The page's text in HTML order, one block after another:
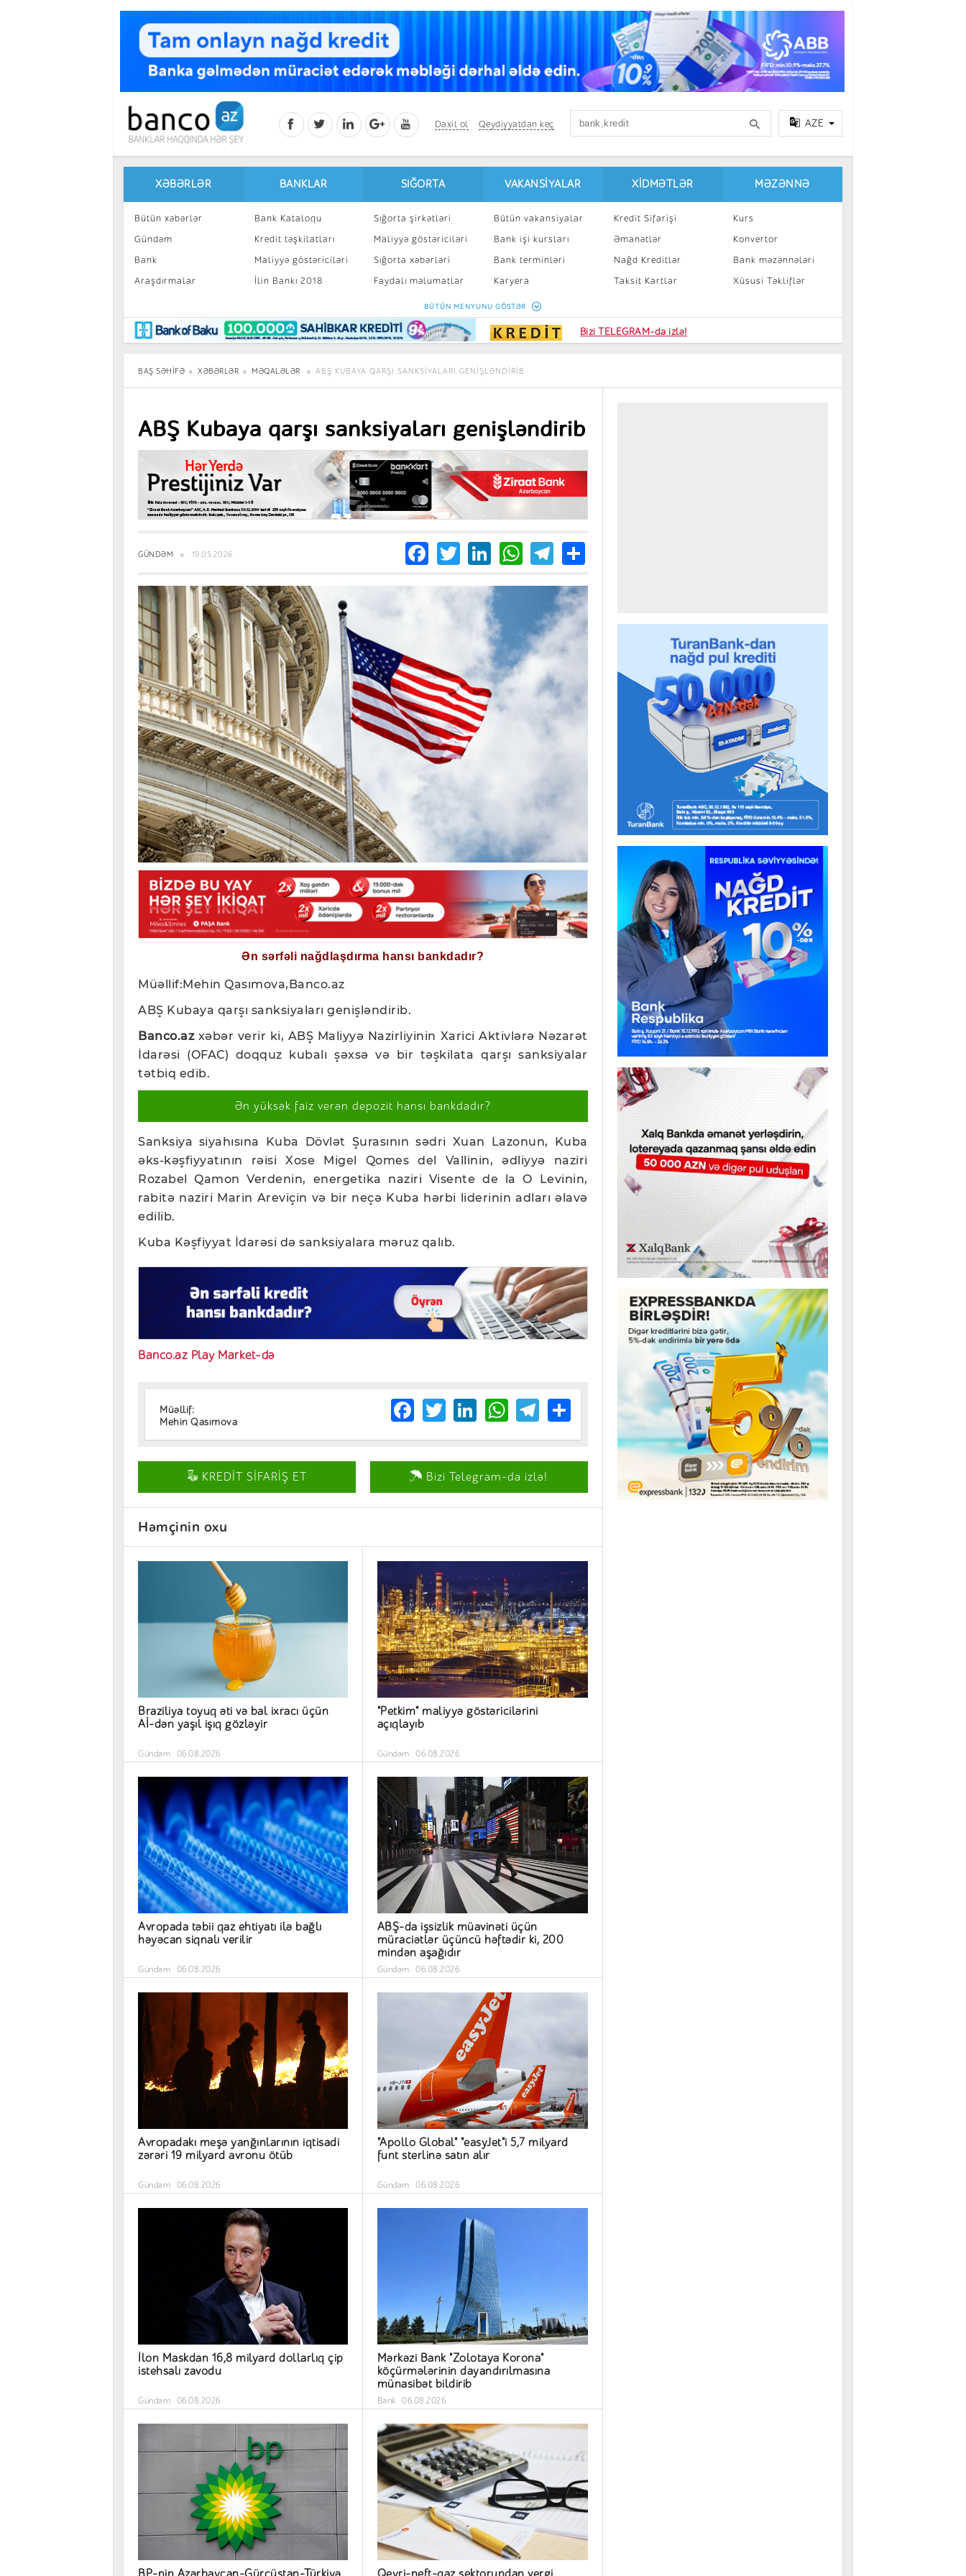
Daxil ol Qeydiyyatdan keç AZE
XƏBƏRLƏR
Bütün xəbərlər
Gündəm
Bank
Araşdırmalar
Maraqlı
BancoTV
Müsahibə
BANKLAR
Bank Kataloqu
Kredit təşkilatları
Maliyyə göstəriciləri
İlin Bankı 2018
SIĞORTA
Sığorta şirkətləri
Maliyyə göstəriciləri
Sığorta xəbərləri
Faydalı məlumatlar
Sığorta kalkulyatoru
VAKANSIYALAR
Bütün vakansiyalar
Bank işi kursları
Bank terminləri
Karyera
Peşakar inkişaf
XIDMƏTLƏR
Kredit Sifarişi
Əmanətlər
Nağd Kreditlər
Taksit Kartlar
Kart sifarişi
MƏZƏNNƏ
Kurs
Konvertor
Bank məzənnələri
Xüsusi Təkliflər
BÜTÜN MENYUNU GÖSTƏR
Bizi TELEGRAM-da izlə!
BAŞ SƏHIFƏ XƏBƏRLƏR MƏQALƏLƏR ABŞ KUBAYA QARŞI SANKSIYALARI GENIŞLƏNDIRIB
ABŞ Kubaya qarşı sanksiyaları genişləndirib
GÜNDƏM 19.05.2026 Facebook
TwitterLinkedIn
WhatsApp
Telegram
Share
Ən sərfəli nağdlaşdırma hansı bankdadır?
Müəllif:Mehin Qasımova,Banco.az
ABŞ Kubaya qarşı sanksiyaları genişləndirib.
Banco.azxəbər verir ki, ABŞ Maliyyə Nazirliyinin Xarici Aktivlərə Nəzarət
İdarəsi (OFAC) doqquz kubalı şəxsə və bir təşkilata qarşı sanksiyalar
tətbiq edib.
Ən yüksək faiz verən depozit hansı bankdadır?
Sanksiya siyahısına Kuba Dövlət Şurasının sədri Xuan Lazonun, Kuba
əks-kəşfiyyatının rəisi Xose Migel Qomes del Vallinin, ədliyyə naziri
Rozabel Qamon Verdenin, energetika naziri Visente de la O Levinin,
rabitə naziri Marin Areviçin və bir neçə Kuba hərbi liderinin adları əlavə
edilib.
Kuba Kəşfiyyat İdarəsi də sanksiyalara məruz qalıb.
Banco.az Play Market-də
Müəllif:
Mehin Qasımova
Facebook
TwitterLinkedIn
WhatsApp
Telegram
Share
KREDİT SİFARİŞ ET Bizi Telegram-da izlə!
Həmçinin oxu
Braziliya toyuq əti və bal ixracı üçün
Aİ-dən yaşıl işıq gözləyir
Gündəm 06.08.2026
"Petkim" maliyyə göstəricilərini
açıqlayıb
Gündəm 06.08.2026
Avropada təbii qaz ehtiyatı ilə bağlı
həyəcan siqnalı verilir
Gündəm 06.08.2026
ABŞ-da işsizlik müavinəti üçün
müraciətlər üçüncü həftədir ki, 200
mindən aşağıdır
Gündəm 06.08.2026
Avropadakı meşə yanğınlarının iqtisadi
zərəri 19 milyard avronu ötüb
Gündəm 06.08.2026
"Apollo Global" "easyJet"i 5,7 milyard
funt sterlinə satın alır
Gündəm 06.08.2026
İlon Maskdan 16,8 milyard dollarlıq çip
istehsalı zavodu
Gündəm 06.08.2026
Mərkəzi Bank "Zolotaya Korona"
köçürmələrinin dayandırılmasına
münasibət bildirib
Bank 06.08.2026